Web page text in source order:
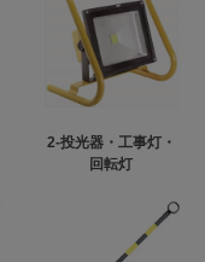
2-投光器・工事灯・
回転灯